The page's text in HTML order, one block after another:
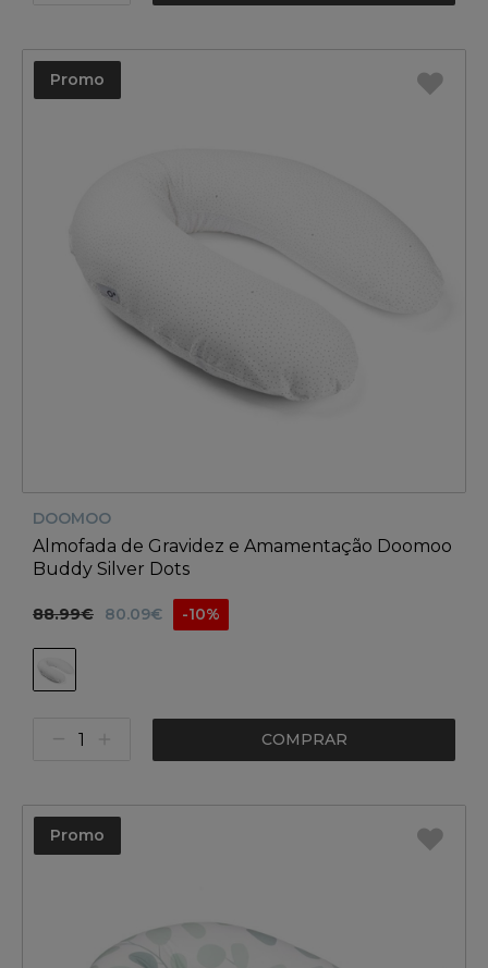
Promo
DOOMOO
Almofada de Gravidez e Amamentação Doomoo
Buddy Silver Dots
88.99€ 80.09€ -10%
COMPRAR
Promo